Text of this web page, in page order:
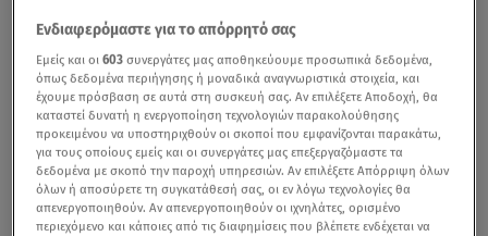
15 βιβλία Ελλήνων λογοτεχνών που θα διαβάσεις αυτό
το καλοκαίρι
Όλα ξεκινούν σε μια παραθαλάσσια πόλη όπου μια
γυναίκα, φωνάζοντας τα ξόρκια της, πέφτει επάνω σε
ένα δολοφονημένο κορίτσι. Στον σκουπιδότοπο, και με
τον ίδιο τρόπο, θα βρεθούν δυο ακόμα δολοφονημένα
Ενδιαφερόμαστε για το απόρρητό σας
Εμείς και οι603 συνεργάτες μας αποθηκεύουμε προσωπικά δεδομένα,
όπως δεδομένα περιήγησης ή μοναδικά αναγνωριστικά στοιχεία, και
έχουμε πρόσβαση σε αυτά στη συσκευή σας. Αν επιλέξετε Αποδοχή, θα
καταστεί δυνατή η ενεργοποίηση τεχνολογιών παρακολούθησης
προκειμένου να υποστηριχθούν οι σκοποί που εμφανίζονται παρακάτω,
για τους οποίους εμείς και οι συνεργάτες μας επεξεργαζόμαστε τα
δεδομένα με σκοπό την παροχή υπηρεσιών. Αν επιλέξετε Απόρριψη όλων
όλων ή αποσύρετε τη συγκατάθεσή σας, οι εν λόγω τεχνολογίες θα
απενεργοποιηθούν. Αν απενεργοποιηθούν οι ιχνηλάτες, ορισμένο
περιεχόμενο και κάποιες από τις διαφημίσεις που βλέπετε ενδέχεται να